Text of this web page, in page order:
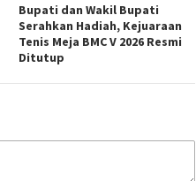
Bupati dan Wakil Bupati
Serahkan Hadiah, Kejuaraan
Tenis Meja BMC V 2026 Resmi
Ditutup